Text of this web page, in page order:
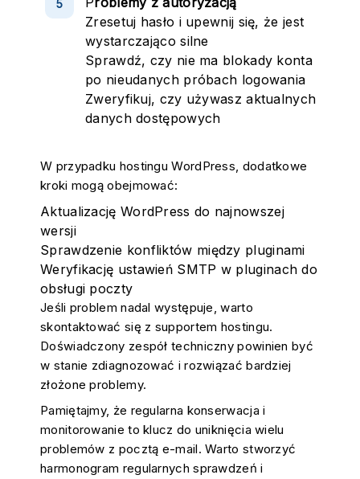
Zresetuj hasło i upewnij się, że jest
wystarczająco silne
Sprawdź, czy nie ma blokady konta
po nieudanych próbach logowania
Zweryfikuj, czy używasz aktualnych
danych dostępowych
W przypadku hostingu WordPress, dodatkowe
kroki mogą obejmować:
Aktualizację WordPress do najnowszej
wersji
Sprawdzenie konfliktów między pluginami
Weryfikację ustawień SMTP w pluginach do
obsługi poczty
Jeśli problem nadal występuje, warto
skontaktować się z supportem hostingu.
Doświadczony zespół techniczny powinien być
w stanie zdiagnozować i rozwiązać bardziej
złożone problemy.
Pamiętajmy, że regularna konserwacja i
monitorowanie to klucz do uniknięcia wielu
problemów z pocztą e-mail. Warto stworzyć
harmonogram regularnych sprawdzeń i